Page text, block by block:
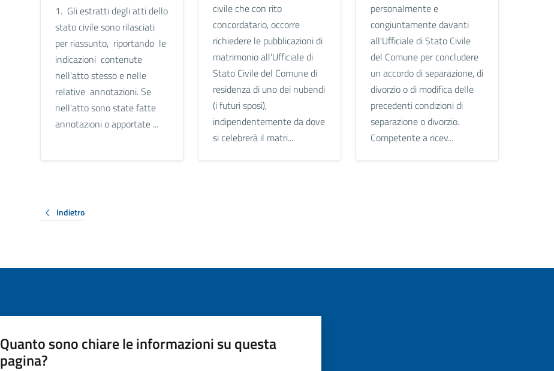
1. Gli estratti degli atti dello
stato civile sono rilasciati
per riassunto, riportando le
indicazioni contenute
nell'atto stesso e nelle
relative annotazioni. Se
nell'atto sono state fatte
annotazioni o apportate ...
civile che con rito
concordatario, occorre
richiedere le pubblicazioni di
matrimonio all'Ufficiale di
Stato Civile del Comune di
residenza di uno dei nubendi
(i futuri sposi),
indipendentemente da dove
si celebrerà il matri...
personalmente e
congiuntamente davanti
all'Ufficiale di Stato Civile
del Comune per concludere
un accordo di separazione, di
divorzio o di modifica delle
precedenti condizioni di
separazione o divorzio.
Competente a ricev...
Indietro
Quanto sono chiare le informazioni su questa
pagina?